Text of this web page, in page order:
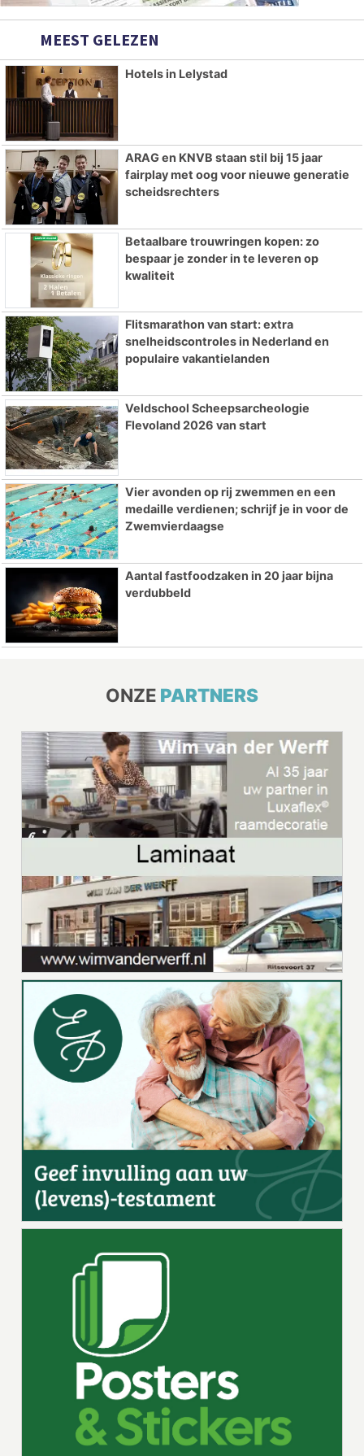
MEEST GELEZEN
Hotels in Lelystad
ARAG en KNVB staan stil bij 15 jaar
fairplay met oog voor nieuwe generatie
scheidsrechters
Betaalbare trouwringen kopen: zo
bespaar je zonder in te leveren op
kwaliteit
Flitsmarathon van start: extra
snelheidscontroles in Nederland en
populaire vakantielanden
Veldschool Scheepsarcheologie
Flevoland 2026 van start
Vier avonden op rij zwemmen en een
medaille verdienen; schrijf je in voor de
Zwemvierdaagse
Aantal fastfoodzaken in 20 jaar bijna
verdubbeld
ONZE PARTNERS